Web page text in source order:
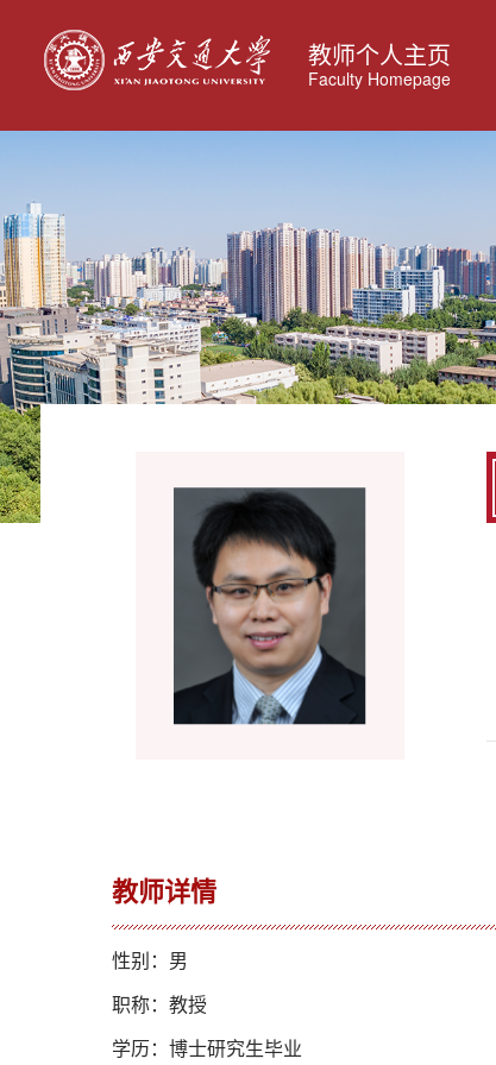
教师个人主页
Faculty Homepage
教师详情
性别：男
职称：教授
学历：博士研究生毕业